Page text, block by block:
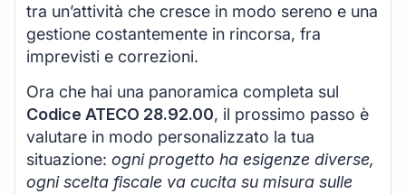
tra un’attività che cresce in modo sereno e una
gestione costantemente in rincorsa, fra
imprevisti e correzioni.
Ora che hai una panoramica completa sul
Codice ATECO 28.92.00, il prossimo passo è
valutare in modo personalizzato la tua
situazione: ogni progetto ha esigenze diverse,
ogni scelta fiscale va cucita su misura sulle